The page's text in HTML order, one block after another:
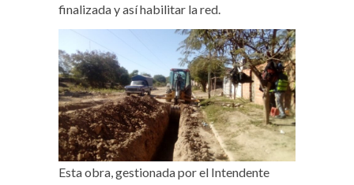
finalizada y así habilitar la red.
Esta obra, gestionada por el Intendente